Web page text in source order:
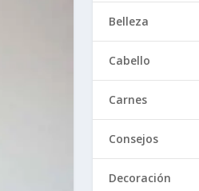
Belleza
Cabello
Carnes
Consejos
Decoración